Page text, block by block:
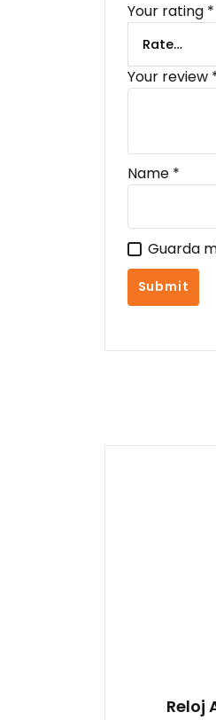
Your rating *
Your review
Name *
Guarda
Reloj